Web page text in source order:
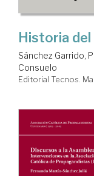
Historia
Sánchez Garrido,
Consuelo
Editorial Tecnos.